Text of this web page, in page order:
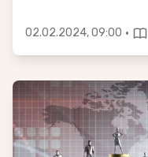
02.02.2024, 09:00 ·